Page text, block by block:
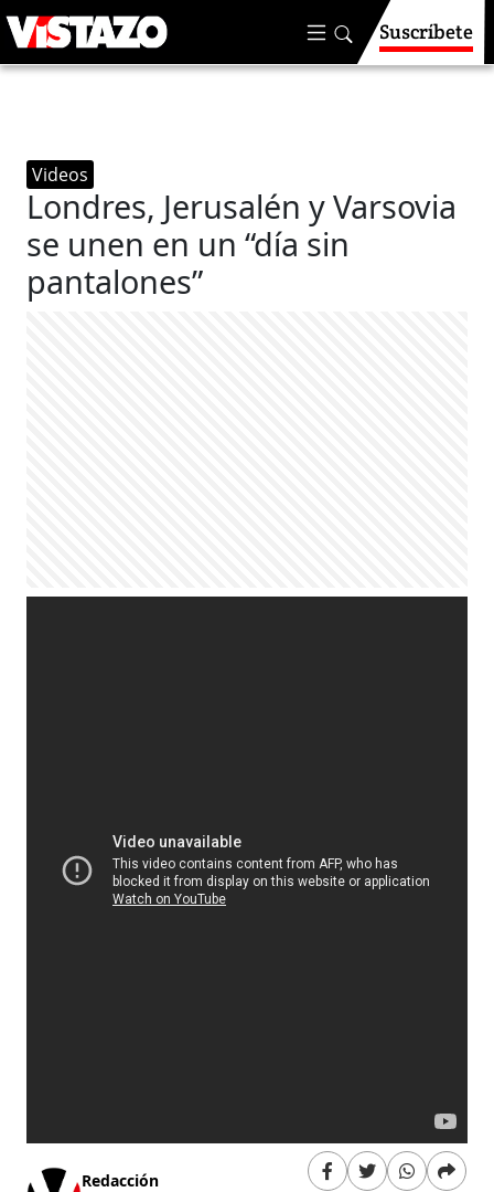
Suscríbete
Videos
Londres, Jerusalén y Varsovia
se unen en un “día sin
pantalones”
Redacción